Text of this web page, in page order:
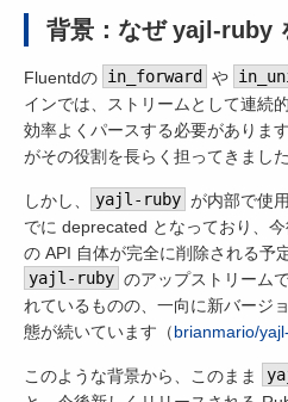
背景：なぜ yajl-ruby
Fluentdの in_forward や
インでは、ストリームとして連続
効率よくパースする必要がありま
がその役割を長らく担ってきました
しかし、 yajl-ruby が内部で使
でに deprecated となっており、
の API 自体が完全に削除される予
yajl-ruby のアップストリーム
れているものの、一向に新バージ
態が続いています（brianmario/
このような背景から、このまま